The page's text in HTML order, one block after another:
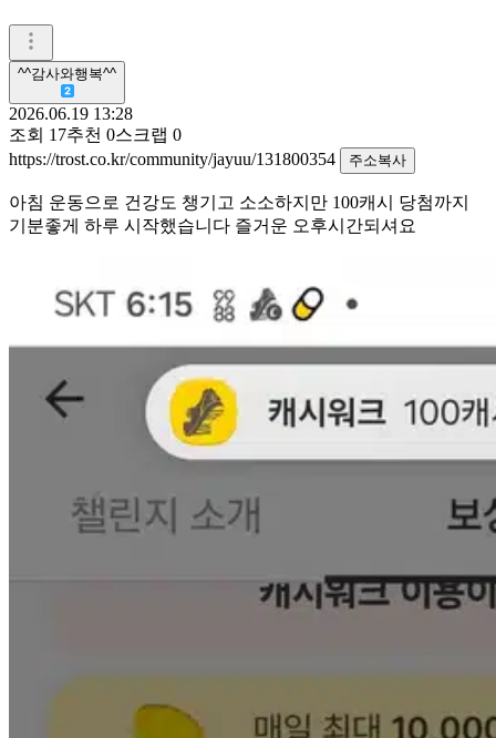
^^감사와행복^^
2026.06.19 13:28
조회 17추천 0스크랩 0
https://trost.co.kr/community/jayuu/131800354
주소복사
아침 운동으로 건강도 챙기고 소소하지만 100캐시 당첨까지
기분좋게 하루 시작했습니다 즐거운 오후시간되셔요